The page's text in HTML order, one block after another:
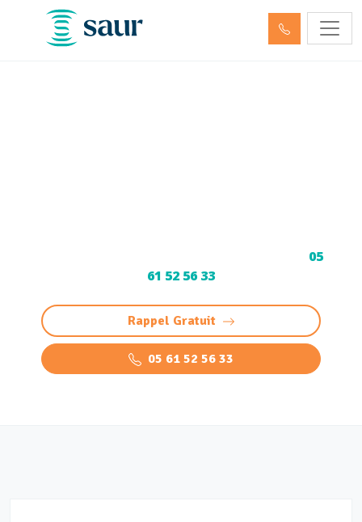
05
61 52 56 33
Rappel Gratuit
05 61 52 56 33